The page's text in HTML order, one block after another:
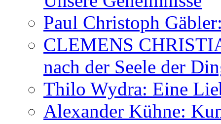
Paul Christoph
CLEMENS
nach der Seele der
Thilo Wydra: Eine
Alexander Kühne: